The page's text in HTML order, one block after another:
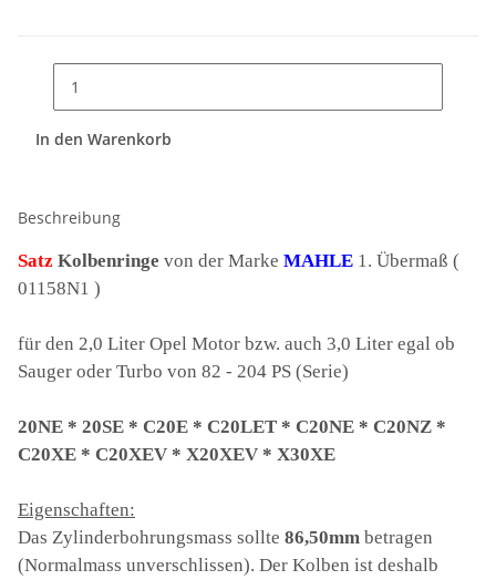
In den Warenkorb
Beschreibung
Satz Kolbenringe von der Marke MAHLE 1. Übermaß (
01158N1 )
für den 2,0 Liter Opel Motor bzw. auch 3,0 Liter egal ob
Sauger oder Turbo von 82 - 204 PS (Serie)
20NE * 20SE * C20E * C20LET * C20NE * C20NZ *
C20XE * C20XEV * X20XEV * X30XE
Eigenschaften:
Das Zylinderbohrungsmass sollte 86,50mm betragen
(Normalmass unverschlissen). Der Kolben ist deshalb